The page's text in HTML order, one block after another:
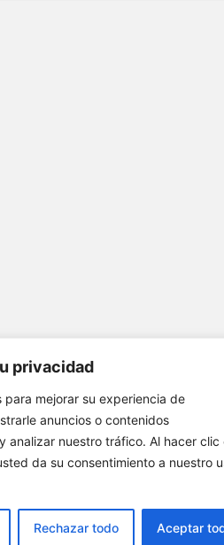
privacidad
para mejorar su experiencia de
anuncios o contenidos
analizar nuestro tráfico. Al hacer clic
da su consentimiento a nuestro
Rechazar todo Aceptar